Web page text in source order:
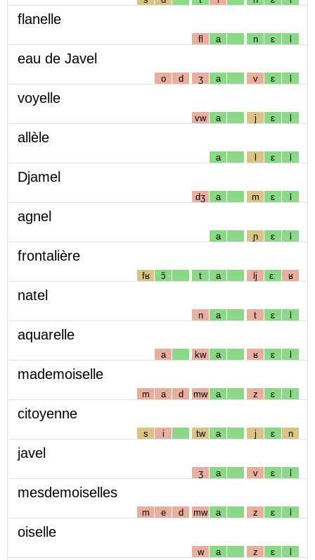
flanelle
fl a n ɛ l
eau de Javel
o d ʒ a v ɛ l
voyelle
vw a j ɛ l
allèle
a l ɛ l
Djamel
dʒ a m ɛ l
agnel
a ɲ ɛ l
frontalière
fʁ ɔ̃ t a lj ɛː ʁ
natel
n a t ɛ l
aquarelle
a kw a ʁ ɛ l
mademoiselle
m a d mw a z ɛ l
citoyenne
s i tw a j ɛ n
javel
ʒ a v ɛ l
mesdemoiselles
m e d mw a z ɛ l
oiselle
w a z ɛ l